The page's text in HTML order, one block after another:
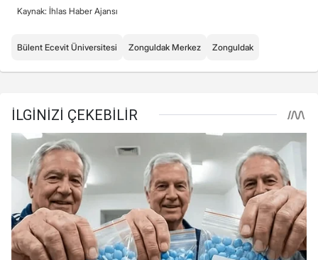
Kaynak: İhlas Haber Ajansı
Bülent Ecevit Üniversitesi Zonguldak Merkez Zonguldak